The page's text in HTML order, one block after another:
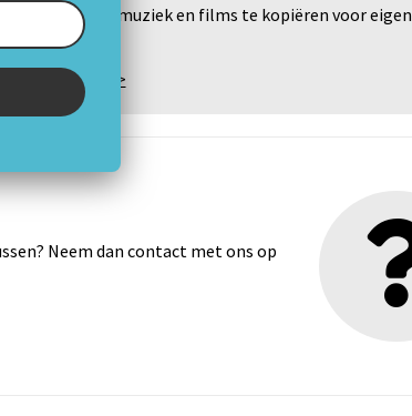
mogelijk om o.a. muziek en films te kopiëren voor eigen
Meer informatie >
Neem dan contact met ons op